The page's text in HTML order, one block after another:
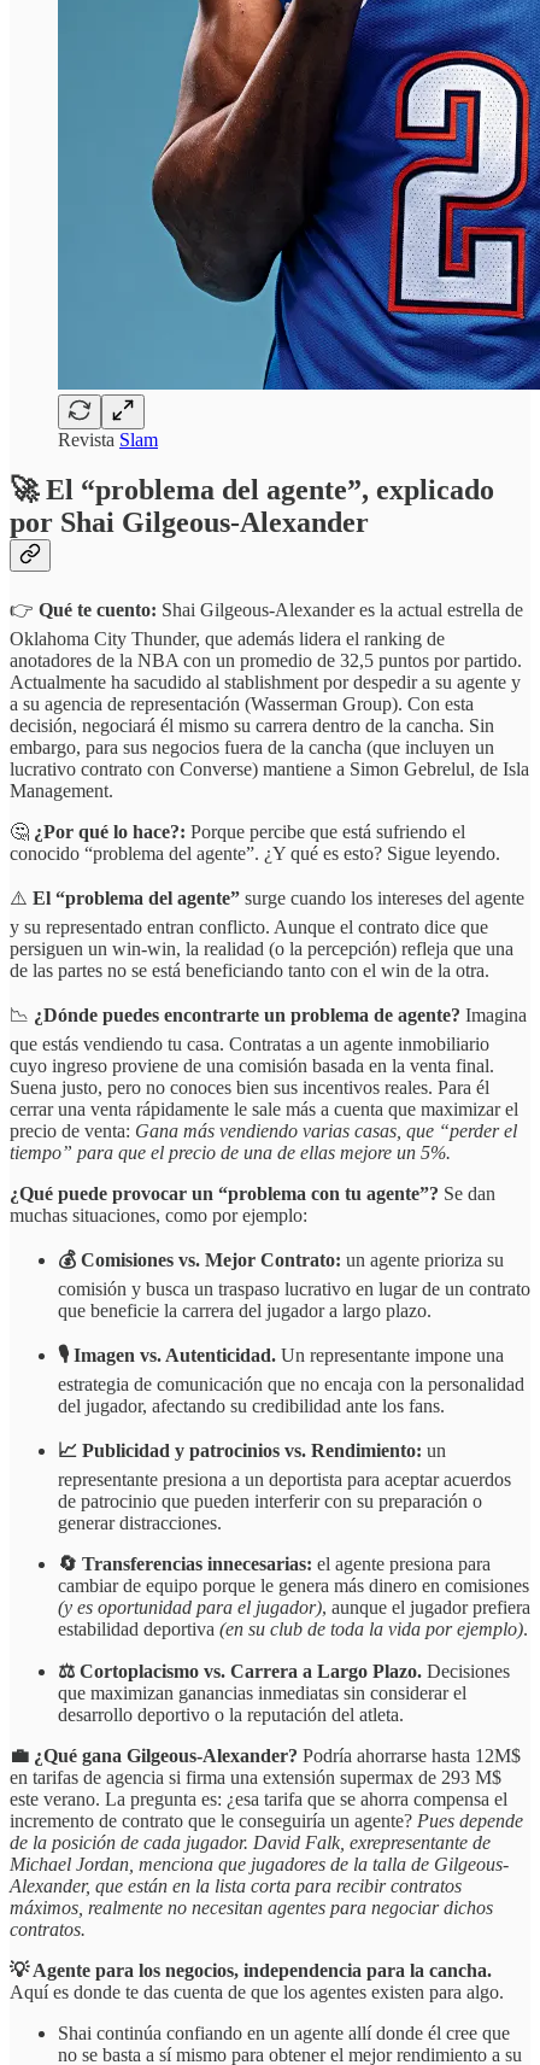
Revista Slam
🚀 El “problema del agente”, explicado
por Shai Gilgeous-Alexander
👉 Qué te cuento: Shai Gilgeous-Alexander es la actual estrella de
Oklahoma City Thunder, que además lidera el ranking de
anotadores de la NBA con un promedio de 32,5 puntos por partido.
Actualmente ha sacudido al stablishment por despedir a su agente y
a su agencia de representación (Wasserman Group). Con esta
decisión, negociará él mismo su carrera dentro de la cancha. Sin
embargo, para sus negocios fuera de la cancha (que incluyen un
lucrativo contrato con Converse) mantiene a Simon Gebrelul, de Isla
Management.
🤔 ¿Por qué lo hace?: Porque percibe que está sufriendo el
conocido “problema del agente”. ¿Y qué es esto? Sigue leyendo.
⚠️ El “problema del agente” surge cuando los intereses del agente
y su representado entran conflicto. Aunque el contrato dice que
persiguen un win-win, la realidad (o la percepción) refleja que una
de las partes no se está beneficiando tanto con el win de la otra.
📉 ¿Dónde puedes encontrarte un problema de agente? Imagina
que estás vendiendo tu casa. Contratas a un agente inmobiliario
cuyo ingreso proviene de una comisión basada en la venta final.
Suena justo, pero no conoces bien sus incentivos reales. Para él
cerrar una venta rápidamente le sale más a cuenta que maximizar el
precio de venta: Gana más vendiendo varias casas, que “perder el
tiempo” para que el precio de una de ellas mejore un 5%.
¿Qué puede provocar un “problema con tu agente”? Se dan
muchas situaciones, como por ejemplo:
💰 Comisiones vs. Mejor Contrato: un agente prioriza su
comisión y busca un traspaso lucrativo en lugar de un contrato
que beneficie la carrera del jugador a largo plazo.
🎙️ Imagen vs. Autenticidad. Un representante impone una
estrategia de comunicación que no encaja con la personalidad
del jugador, afectando su credibilidad ante los fans.
📈 Publicidad y patrocinios vs. Rendimiento: un
representante presiona a un deportista para aceptar acuerdos
de patrocinio que pueden interferir con su preparación o
generar distracciones.
🔄 Transferencias innecesarias: el agente presiona para
cambiar de equipo porque le genera más dinero en comisiones
(y es oportunidad para el jugador), aunque el jugador prefiera
estabilidad deportiva (en su club de toda la vida por ejemplo).
⚖️ Cortoplacismo vs. Carrera a Largo Plazo. Decisiones
que maximizan ganancias inmediatas sin considerar el
desarrollo deportivo o la reputación del atleta.
💼 ¿Qué gana Gilgeous-Alexander? Podría ahorrarse hasta 12M$
en tarifas de agencia si firma una extensión supermax de 293 M$
este verano. La pregunta es: ¿esa tarifa que se ahorra compensa el
incremento de contrato que le conseguiría un agente? Pues depende
de la posición de cada jugador. David Falk, exrepresentante de
Michael Jordan, menciona que jugadores de la talla de Gilgeous-
Alexander, que están en la lista corta para recibir contratos
máximos, realmente no necesitan agentes para negociar dichos
contratos.
💡 Agente para los negocios, independencia para la cancha.
Aquí es donde te das cuenta de que los agentes existen para algo.
Shai continúa confiando en un agente allí donde él cree que
no se basta a sí mismo para obtener el mejor rendimiento a su